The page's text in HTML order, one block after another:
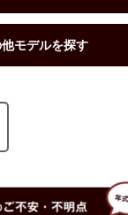
モデルを探す